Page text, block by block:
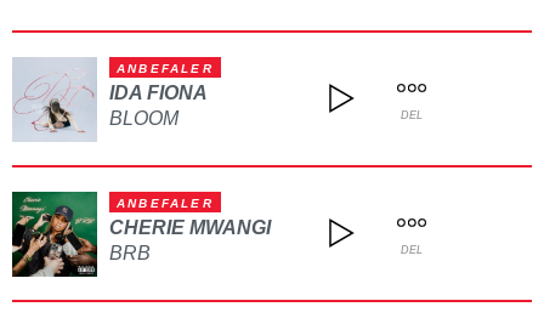
ANBEFALER
IDA FIONA
BLOOM
DEL
ANBEFALER
CHERIE MWANGI
BRB
DEL